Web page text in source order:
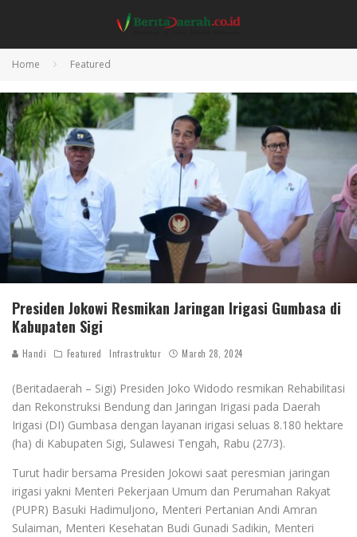
Home Featured
Presiden Jokowi Resmikan Jaringan Irigasi Gumbasa di
Kabupaten Sigi
Handi Featured Infrastruktur March 28, 2024
(Beritadaerah – Sigi) Presiden Joko Widodo resmikan Rehabilitasi
dan Rekonstruksi Bendung dan Jaringan Irigasi pada Daerah
Irigasi (DI) Gumbasa dengan layanan irigasi seluas 8.180 hektare
(ha) di Kabupaten Sigi, Sulawesi Tengah, Rabu (27/3).
Turut hadir bersama Presiden Jokowi saat peresmian jaringan
irigasi yakni Menteri Pekerjaan Umum dan Perumahan Rakyat
(PUPR) Basuki Hadimuljono, Menteri Pertanian Andi Amran
Sulaiman, Menteri Kesehatan Budi Gunadi Sadikin, Menteri